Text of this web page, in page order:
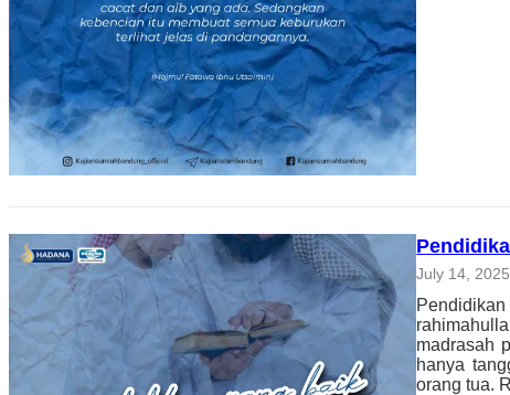
July 14, 2025
madrasah
hanya
orang tua.